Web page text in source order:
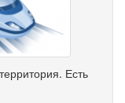
Есть